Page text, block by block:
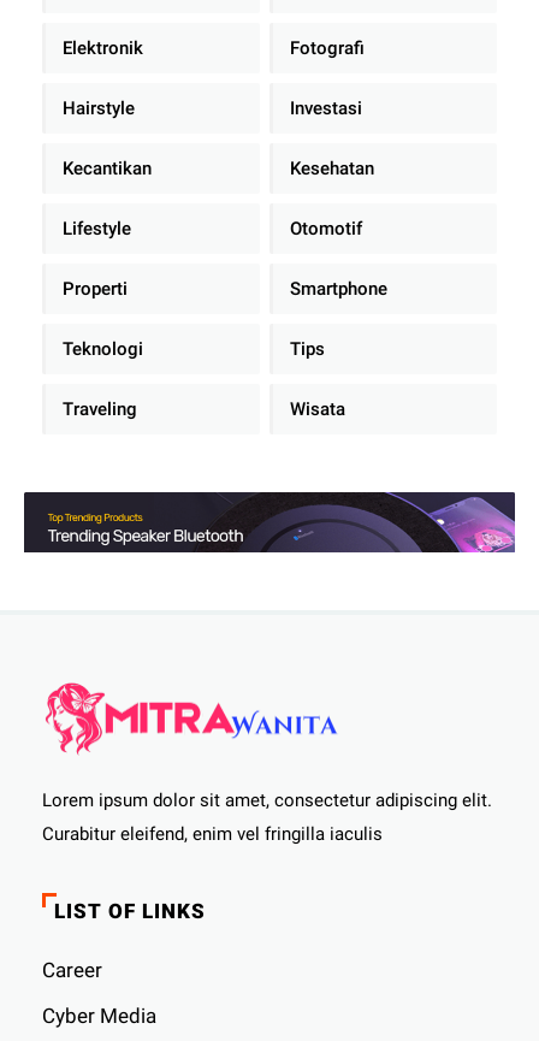
Elektronik Fotografi
Hairstyle Investasi
Kecantikan Kesehatan
Lifestyle Otomotif
Properti Smartphone
Teknologi Tips
Traveling Wisata
Lorem ipsum dolor sit amet, consectetur adipiscing elit.
Curabitur eleifend, enim vel fringilla iaculis
LIST OF LINKS
Career
Cyber ​​Media